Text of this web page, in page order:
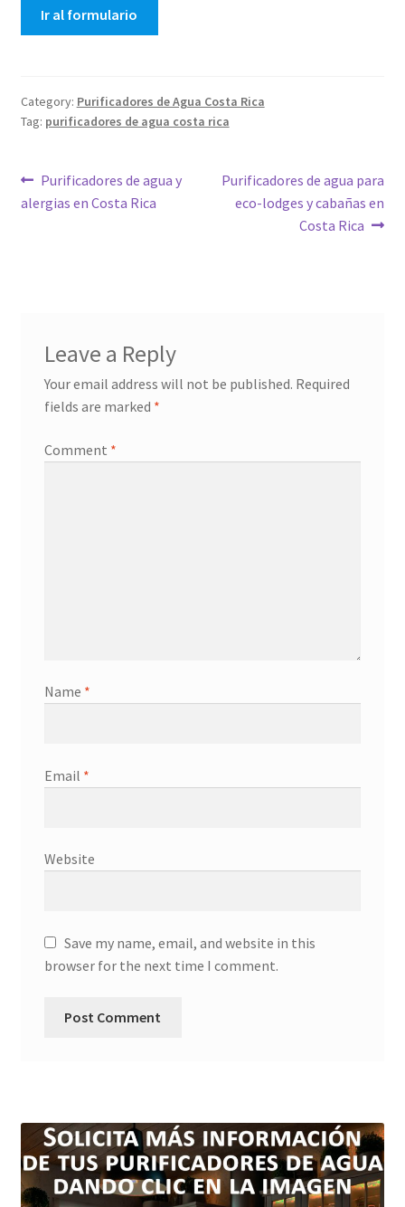
Ir al formulario
Category: Purificadores de Agua Costa Rica
Tag: purificadores de agua costa rica
Post
navigation
Previous
post:
Purificadores de agua y
alergias en Costa Rica
Next
post:
Purificadores de agua para
eco-lodges y cabañas en
Costa Rica
Leave a Reply
Your email address will not be published. Required
fields are marked *
Comment *
Name *
Email *
Website
Save my name, email, and website in this
browser for the next time I comment.